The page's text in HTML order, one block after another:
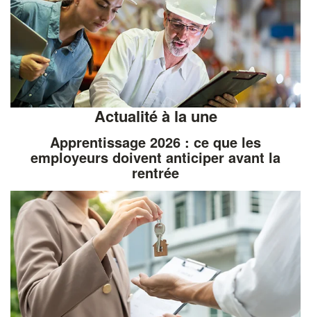
Actualité à la une
Apprentissage 2026 : ce que les
employeurs doivent anticiper avant la
rentrée